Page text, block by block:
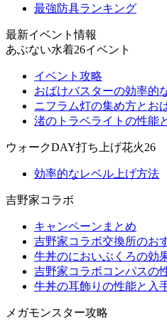
最強防具ランキング
最新イベント情報
あぶない水着26イベント
イベント攻略
おばけバスターの効率的
ニフラム灯の集め方とお
渚のトラベライトの性能
ウォークDAY打ち上げ花火26
効率的なレベル上げ方法
吉野家コラボ
キャンペーンまとめ
吉野家コラボ交換所のお
牛丼のにおいぶくろの効
吉野家コラボコンパスの
牛丼の耳飾りの性能と入
メガモンスター攻略